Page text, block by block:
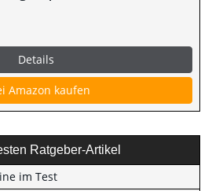
Details
Amazon kaufen
Ratgeber-Artikel
im Test